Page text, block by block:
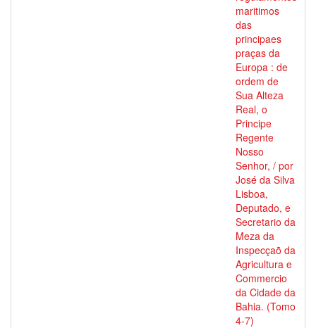
maritimos
das
principaes
praças da
Europa : de
ordem de
Sua Alteza
Real, o
Principe
Regente
Nosso
Senhor, / por
José da Silva
Lisboa,
Deputado, e
Secretario da
Meza da
Inspecçaõ da
Agricultura e
Commercio
da Cidade da
Bahia. (Tomo
4-7)